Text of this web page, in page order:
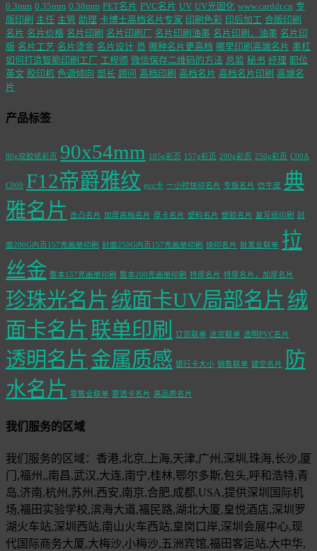
0.3mm 0.35mm 0.38mm PET名片 PVC名片 UV UV光固化 www.carddr.cn 专
版印刷 主任 主管 助理 卡博士高档名片专家 印刷色彩 印后加工 合版印刷
名片 名片价格 名片印刷 名片印刷厂 名片印刷油墨 名片印刷，油墨 名片印
版 名片工艺 名片烫金 名片设计 员 哪种名片更高档 哪里印刷高端名片 墨杠
如何打造智能印刷工厂 工程师 微信保存二维码的方法 总监 秘书 经理 职位
英文 胶印机 色调倾向 部长 顾问 高档印刷 高档名片 高档名片印刷 高端名
片
产品标签
80g双胶纸彩页 90x54mm 105g彩页 157g彩页 200g彩页 250g彩页 C00A
C009 F12帝爵雅纹 pvc卡 一小时快印名片 专版名片 仿牛皮 典
雅名片 击凸名片 加厚高档名片 厚卡名片 塑料名片 塑胶名片 复写纸印刷 封
面200G内页157克画册印刷 封面250G内页157克画册印刷 快印名片 批发业联单 拉
丝金 整本157克画册印刷 整本200克画册印刷 特厚名片 特厚名片，加厚名片
珍珠光名片 绒面卡UV局部名片 绒
面卡名片 联单印刷 订货联单 送货联单 透明PVC名片
透明名片 金属质感 银行卡大小 销售联单 镂空名片
防
水名片 零售业联单 雾透卡名片 高品质名片
我们服务的区域
我们服务的区域：香港,北京,上海,天津,广州,深圳,珠海,长沙,厦
门,福州,,南昌,武汉,大连,南宁,桂林,鄂尔多斯,包头,呼和浩特,青
岛,济南,杭州,苏州,西安,南京,合肥,成都,USA,提供深圳国际机
场,福田实验学校,滨海大道,福民路,湖北大厦,皇悦酒店,深圳罗
湖火车站,深圳西站,南山火车西站,皇岗口岸,深圳会展中心,现
代国际商务大厦,大梅沙,小梅沙,五洲宾馆,福田客运站,大中华,